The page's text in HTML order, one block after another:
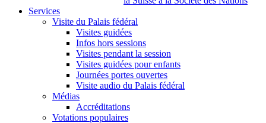
Services
Visite du Palais fédéral
Visites guidées
Infos hors sessions
Visites pendant la session
Visites guidées pour enfants
Journées portes ouvertes
Visite audio du Palais fédéral
Médias
Accréditations
Votations populaires